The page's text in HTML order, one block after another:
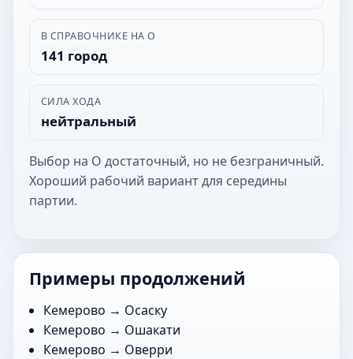
В СПРАВОЧНИКЕ НА О
141 город
СИЛА ХОДА
нейтральный
Выбор на О достаточный, но не безграничный.
Хороший рабочий вариант для середины
партии.
Примеры продолжений
Кемерово → Осаску
Кемерово → Ошакати
Кемерово → Оверри